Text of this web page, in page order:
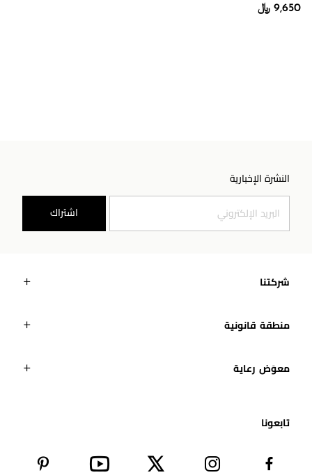
9,650 ﷼
النشرة الإخبارية
اشتراك
شركتنا
منطقة قانونية
معوَض رعاية
تابعونا​